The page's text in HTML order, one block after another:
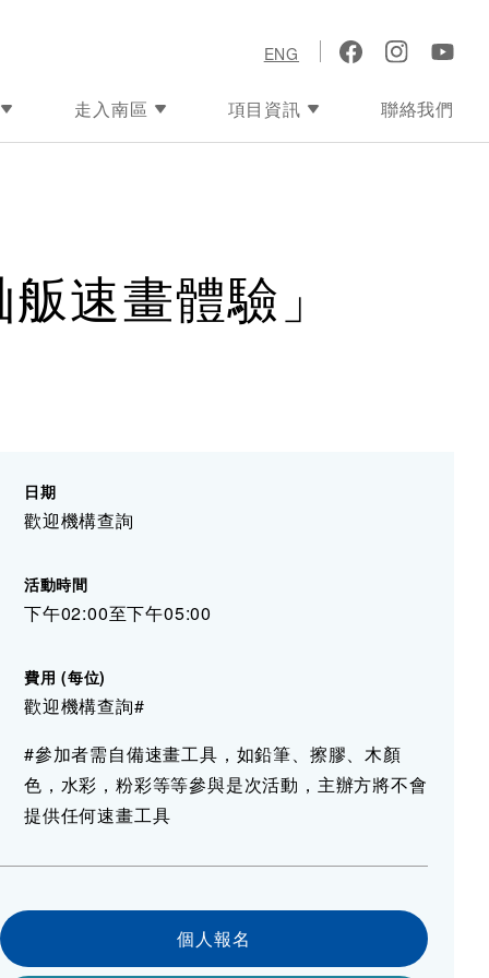
ENG
走入南區 項目資訊 聯絡我們
速畫體驗」
日期
歡迎機構查詢
活動時間
下午02:00至下午05:00
費用 (每位)
歡迎機構查詢#
#參加者需自備速畫工具，如鉛筆、擦膠、木顏
色，水彩，粉彩等等參與是次活動，主辦方將不會
提供任何速畫工具
個人報名